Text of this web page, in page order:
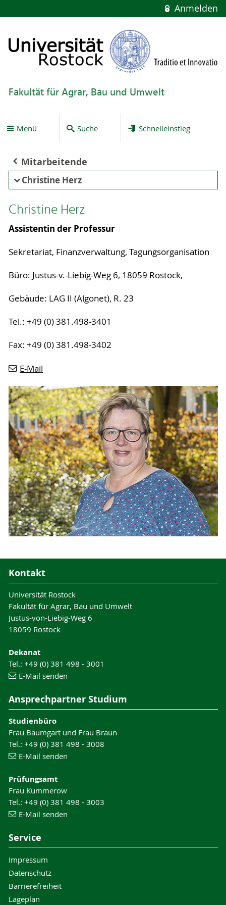
Anmelden
Fakultät für Agrar, Bau und Umwelt
Menü Suche Schnelleinstieg
Mitarbeitende
Christine Herz
Christine Herz
Assistentin der Professur
Sekretariat, Finanzverwaltung, Tagungsorganisation
Büro: Justus-v.-Liebig-Weg 6, 18059 Rostock,
Gebäude: LAG II (Algonet), R. 23
Tel.: +49 (0) 381.498-3401
Fax: +49 (0) 381.498-3402
E-Mail
Kontakt
Universität Rostock
Fakultät für Agrar, Bau und Umwelt
Justus-von-Liebig-Weg 6
18059 Rostock
Dekanat
Tel.: +49 (0) 381 498 - 3001
E-Mail senden
Ansprechpartner Studium
Studienbüro
Frau Baumgart und Frau Braun
Tel.: +49 (0) 381 498 - 3008
E-Mail senden
Prüfungsamt
Frau Kummerow
Tel.: +49 (0) 381 498 - 3003
E-Mail senden
Service
Impressum
Datenschutz
Barrierefreiheit
Lageplan